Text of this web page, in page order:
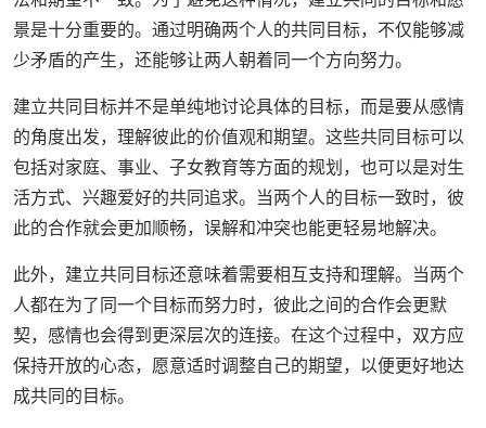
景是十分重要的。通过明确两个人的共同目标，不仅能够减
少矛盾的产生，还能够让两人朝着同一个方向努力。
建立共同目标并不是单纯地讨论具体的目标，而是要从感情
的角度出发，理解彼此的价值观和期望。这些共同目标可以
包括对家庭、事业、子女教育等方面的规划，也可以是对生
活方式、兴趣爱好的共同追求。当两个人的目标一致时，彼
此的合作就会更加顺畅，误解和冲突也能更轻易地解决。
此外，建立共同目标还意味着需要相互支持和理解。当两个
人都在为了同一个目标而努力时，彼此之间的合作会更默
契，感情也会得到更深层次的连接。在这个过程中，双方应
保持开放的心态，愿意适时调整自己的期望，以便更好地达
成共同的目标。